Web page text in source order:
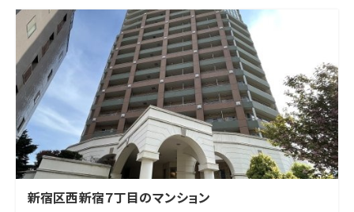
新宿区西新宿７丁目のマンション